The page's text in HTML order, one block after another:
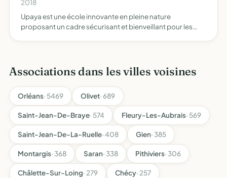
2018
Upaya est une école innovante en pleine nature
proposant un cadre sécurisant et bienveillant pour les
Associations dans les villes voisines
Orléans· 5469 Olivet· 689
Saint-Jean-De-Braye· 574 Fleury-Les-Aubrais· 569
Saint-Jean-De-La-Ruelle· 408 Gien· 385
Montargis· 368 Saran· 338 Pithiviers· 306
Châlette-Sur-Loing· 279 Chécy· 257